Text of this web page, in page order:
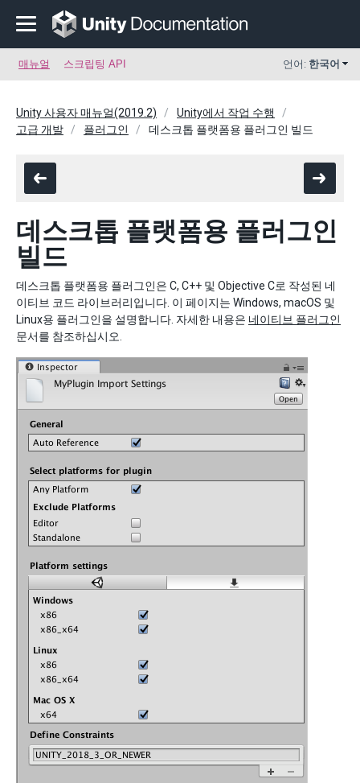
매뉴얼 스크립팅 API 언어: 한국어
Unity 사용자 매뉴얼(2019.2)
Unity에서 작업 수행
고급 개발
플러그인 데스크톱 플랫폼용 플러그인 빌드
데스크톱 플랫폼용 플러그인
빌드
데스크톱 플랫폼용 플러그인은 C, C++ 및 Objective C로 작성된 네
이티브 코드 라이브러리입니다. 이 페이지는 Windows, macOS 및
Linux용 플러그인을 설명합니다. 자세한 내용은 네이티브 플러그인
문서를 참조하십시오.